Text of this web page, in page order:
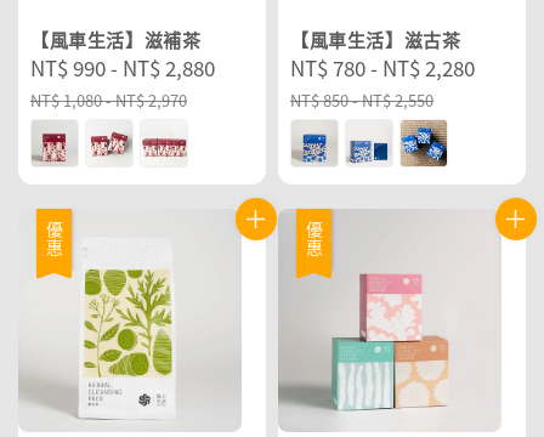
【風車生活】滋補茶
Sale
price
NT$ 990- NT$ 2,880
Regular
NT$ 1,080-NT$ 2,970
【風車生活】滋古茶
Sale
price
NT$ 780- NT$ 2,280
NT$ 850-NT$ 2,550
優惠 優惠